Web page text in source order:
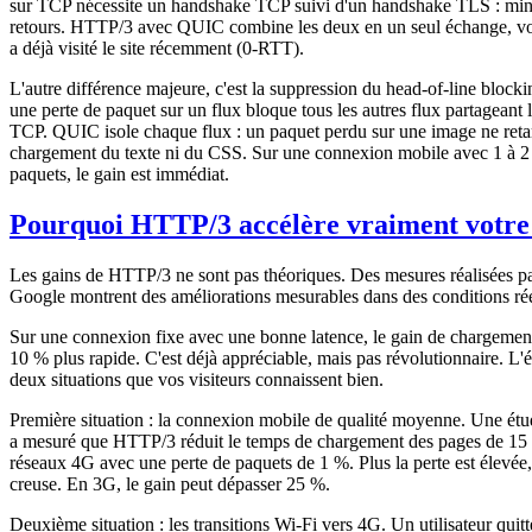
sur TCP nécessite un handshake TCP suivi d'un handshake TLS :
retours. HTTP/3 avec QUIC combine les deux en un seul échange,
a déjà visité le site récemment (0-RTT).
L'autre différence majeure, c'est la suppression du head-of-line
une perte de paquet sur un flux bloque tous les autres flux partageant
TCP. QUIC isole chaque flux : un paquet perdu sur une image ne
chargement du texte ni du CSS. Sur une connexion mobile avec 1 à
paquets, le gain est immédiat.
Pourquoi HTTP/3 accélère vraiment
Les gains de HTTP/3 ne sont pas théoriques. Des mesures réalisées
Google montrent des améliorations mesurables dans des conditions
Sur une connexion fixe avec une bonne latence, le gain de
10 % plus rapide. C'est déjà appréciable, mais pas révolutionnaire.
deux situations que vos visiteurs connaissent bien.
Première situation : la connexion mobile de qualité moyenne. Une
a mesuré que HTTP/3 réduit le temps de chargement des pages de
réseaux 4G avec une perte de paquets de 1 %. Plus la perte est
creuse. En 3G, le gain peut dépasser 25 %.
Deuxième situation : les transitions Wi-Fi vers 4G. Un utilisateur